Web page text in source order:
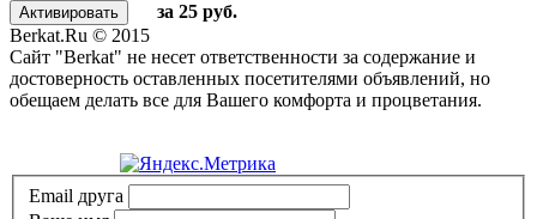
за 25 руб.
Berkat.Ru © 2015
Сайт "Berkat" не несет ответственности за содержание и
достоверность оставленных посетителями объявлений, но
обещаем делать все для Вашего комфорта и процветания.
Email друга